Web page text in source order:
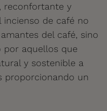
reconfortante y
de café no
del café, sino
por aquellos que
y sostenible a
proporcionando un